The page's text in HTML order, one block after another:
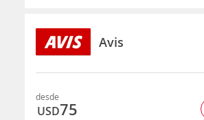
Avis
desde
USD75